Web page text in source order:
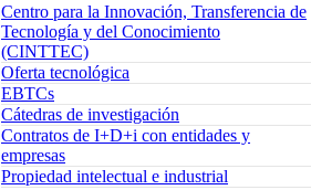
Centro para la Innovación, Transferencia de
Tecnología y del Conocimiento
(CINTTEC)
Oferta tecnológica
EBTCs
Cátedras de investigación
Contratos de I+D+i con entidades y
empresas
Propiedad intelectual e industrial